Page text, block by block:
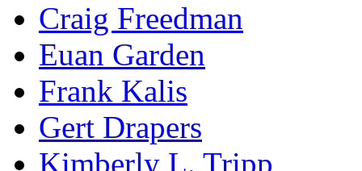
Craig Freedman
Euan Garden
Frank Kalis
Gert Drapers
Kimberly L. Tripp